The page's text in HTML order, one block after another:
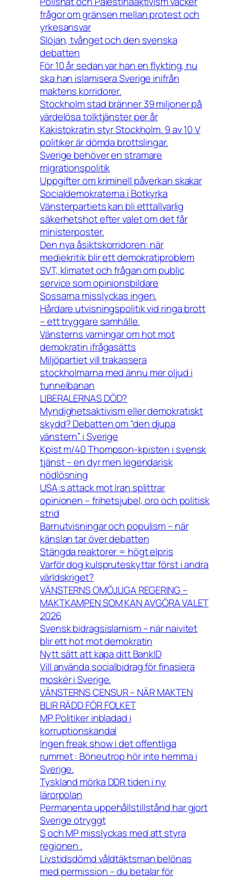
frågor om gränsen mellan protest och
yrkesansvar
Slöjan, tvånget och den svenska
debatten
För 10 år sedan var han en flykting, nu
ska han islamisera Sverige inifrån
maktens korridorer.
Stockholm stad bränner 39 miljoner på
värdelösa tolktjänster per år
Kakistokratin styr Stockholm. 9 av 10 V
politiker är dömda brottslingar.
Sverige behöver en stramare
migrationspolitik
Uppgifter om kriminell påverkan skakar
Socialdemokraterna i Botkyrka
Vänsterpartiets kan bli etttallvarlig
säkerhetshot efter valet om det får
ministerposter.
Den nya åsiktskorridoren: när
mediekritik blir ett demokratiproblem
SVT, klimatet och frågan om public
service som opinionsbildare
Sossarna misslyckas ingen.
Hårdare utvisningspolitik vid ringa brott
– ett tryggare samhälle.
Vänsterns varningar om hot mot
demokratin ifrågasätts
Miljöpartiet vill trakassera
stockholmarna med ännu mer oljud i
tunnelbanan
LIBERALERNAS DÖD?
Myndighetsaktivism eller demokratiskt
skydd? Debatten om “den djupa
vänstern” i Sverige
Kpist m/40 Thompson-kpisten i svensk
tjänst – en dyr men legendarisk
nödlösning
USA:s attack mot Iran splittrar
opinionen – frihetsjubel, oro och politisk
strid
Barnutvisningar och populism – när
känslan tar över debatten
Stängda reaktorer = högt elpris
Varför dog kulspruteskyttar först i andra
världskriget?
VÄNSTERNS OMÖJLIGA REGERING –
MAKTKAMPEN SOM KAN AVGÖRA VALET
2026
Svensk bidragsislamism – när naivitet
blir ett hot mot demokratin
Nytt sätt att kapa ditt BankID
Vill använda socialbidrag för finasiera
moskér i Sverige.
VÄNSTERNS CENSUR – NÄR MAKTEN
BLIR RÄDD FÖR FOLKET
MP Politiker inbladad i
korruptionskandal
Ingen freak show i det offentliga
rummet : Böneutrop hör inte hemma i
Sverige.
Tyskland mörka DDR tiden i ny
lärorpolan
Permanenta uppehållstillstånd har gjort
Sverige otryggt
S och MP misslyckas med att styra
regionen .
Livstidsdömd våldtäktsman belönas
med permission – du betalar för